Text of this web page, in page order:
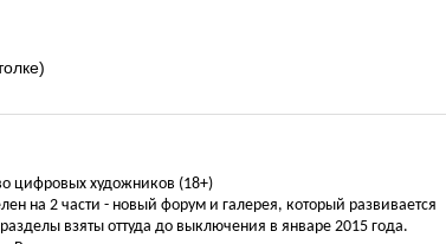
цифровых художников (18+)
на 2 части - новый форум и галерея, который развивается
взяты оттуда до выключения в январе 2015 года.